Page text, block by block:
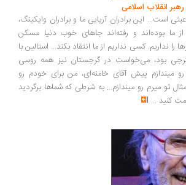
انقلاب اسلامی
است... این برادران آریایی ما و برادران وایکینگ،
ما بوده‌اند و رفته‌اند جاهای خوب دنیا مسکن
را نداریم. کسی نداریم از ما انتقاد بکند... استالین با
بود، می‌خواست در گرجستان نیز همه روسی
میندازم پیش آقای خامنه‌ای، من برای خودم رو
تو میرم رو میندازم... به شرطی که شماها برگردید
کنید ...